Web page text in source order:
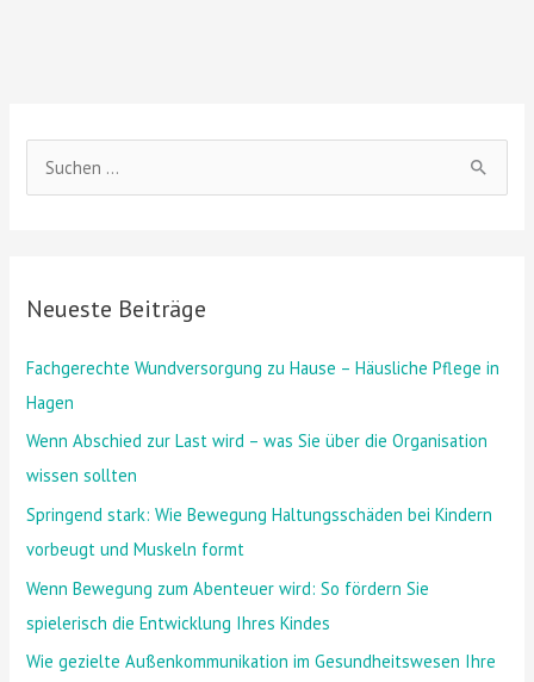
e
n
a
c
h
:
Neueste Beiträge
Fachgerechte Wundversorgung zu Hause – Häusliche Pflege in
Hagen
Wenn Abschied zur Last wird – was Sie über die Organisation
wissen sollten
Springend stark: Wie Bewegung Haltungsschäden bei Kindern
vorbeugt und Muskeln formt
Wenn Bewegung zum Abenteuer wird: So fördern Sie
spielerisch die Entwicklung Ihres Kindes
Wie gezielte Außenkommunikation im Gesundheitswesen Ihre